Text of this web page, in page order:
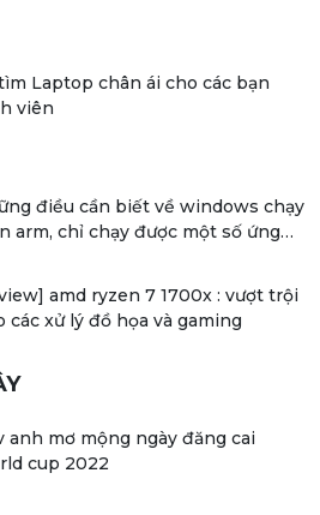
Laptop chân ái cho các bạn
viên
điều cần biết về windows chạy
arm, chỉ chạy được một số ứng
amd ryzen 7 1700x : vượt trội
các xử lý đồ họa và gaming
anh mơ mộng ngày đăng cai
cup 2022